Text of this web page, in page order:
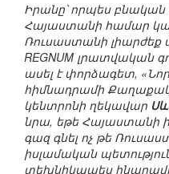
Իրանը՝ որպես
Հայաստանի համար
Ռուսաստանի լիարժեք
REGNUM լրատվական
ասել է փորձագետ,
հիմնադրամի
կենտրոնի ղեկավար
նրա, եթե Հայաստանի
գազ գնել ոչ թե
իսլամական
տեխնիկապես